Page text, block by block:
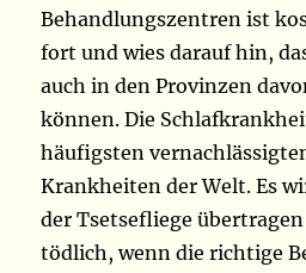
Behandlungszentren ist
fort und wies darauf hin,
auch in den Provinzen
können. Die
häufigsten
Krankheiten der Welt. Es
der Tsetsefliege
tödlich, wenn die richtige